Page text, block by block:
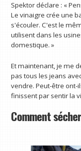
Spektor déclare : «
Le vinaigre crée une
s'écouler. C'est le
utilisent dans les
domestique. »
Et maintenant, je me
pas tous les jeans
vendre. Peut-être
finissent par sentir la
Comment sécher